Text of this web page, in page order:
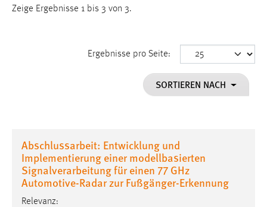
Zeige Ergebnisse 1 bis 3 von 3.
Ergebnisse pro Seite:
SORTIEREN NACH
Abschlussarbeit: Entwicklung und
Implementierung einer modellbasierten
Signalverarbeitung für einen 77 GHz
Automotive-Radar zur Fußgänger-Erkennung
Relevanz:
Zweck:
Cookie Laufzeit:
staticfilecache
Zweck:
Für performante Seitenauslieferung wird in diesem Cookie